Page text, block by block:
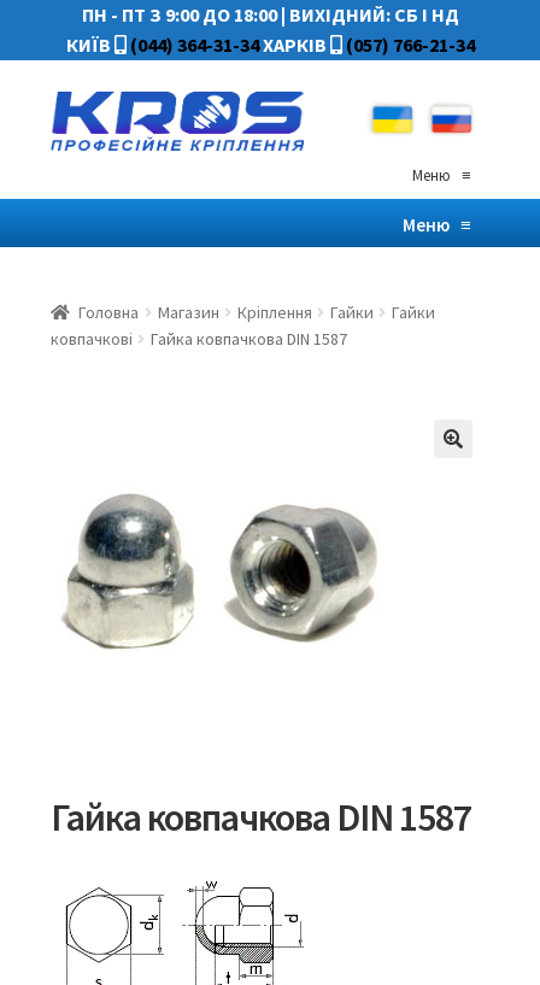
ПН - ПТ З 9:00 ДО 18:00| ВИХІДНИЙ: СБ І НД
КИЇВ
(044) 364-31-34ХАРКІВ (057) 766-21-34
Меню≡
Меню≡
Головна Магазин Кріплення Гайки
Гайки
ковпачкові
Гайка ковпачкова DIN 1587
Гайка ковпачкова DIN 1587